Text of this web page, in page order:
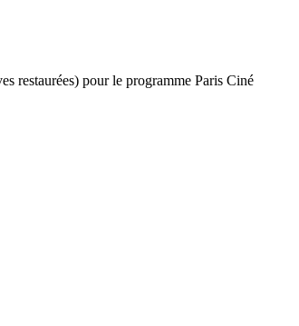
restaurées) pour le programme Paris Ciné